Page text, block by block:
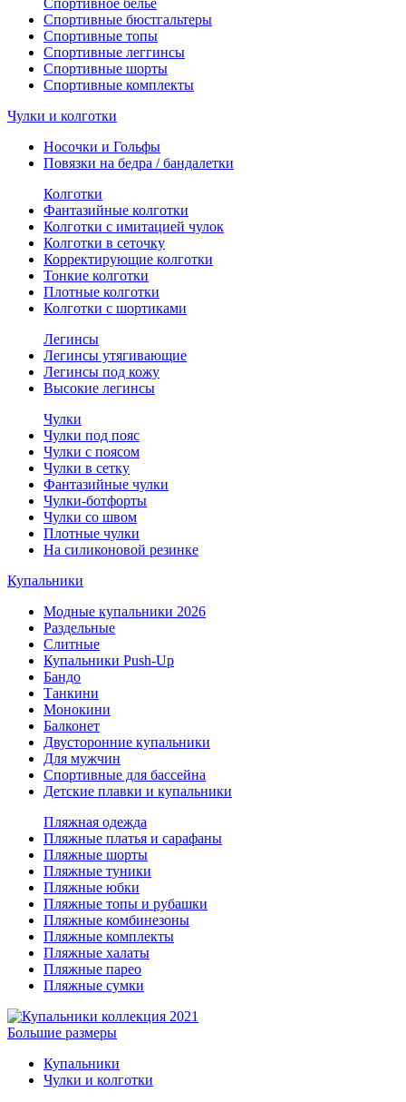
Спортивное белье
Спортивные бюстгальтеры
Спортивные топы
Спортивные леггинсы
Спортивные шорты
Спортивные комплекты
Чулки и колготки
Носочки и Гольфы
Повязки на бедра / бандалетки
Колготки
Фантазийные колготки
Колготки с имитацией чулок
Колготки в сеточку
Корректирующие колготки
Тонкие колготки
Плотные колготки
Колготки с шортиками
Легинсы
Легинсы утягивающие
Легинсы под кожу
Высокие легинсы
Чулки
Чулки под пояс
Чулки с поясом
Чулки в сетку
Фантазийные чулки
Чулки-ботфорты
Чулки со швом
Плотные чулки
На силиконовой резинке
Купальники
Модные купальники 2026
Раздельные
Слитные
Купальники Push-Up
Бандо
Танкини
Монокини
Балконет
Двусторонние купальники
Для мужчин
Спортивные для бассейна
Детские плавки и купальники
Пляжная одежда
Пляжные платья и сарафаны
Пляжные шорты
Пляжные туники
Пляжные юбки
Пляжные топы и рубашки
Пляжные комбинезоны
Пляжные комплекты
Пляжные халаты
Пляжные парео
Пляжные сумки
Большие размеры
Купальники
Чулки и колготки